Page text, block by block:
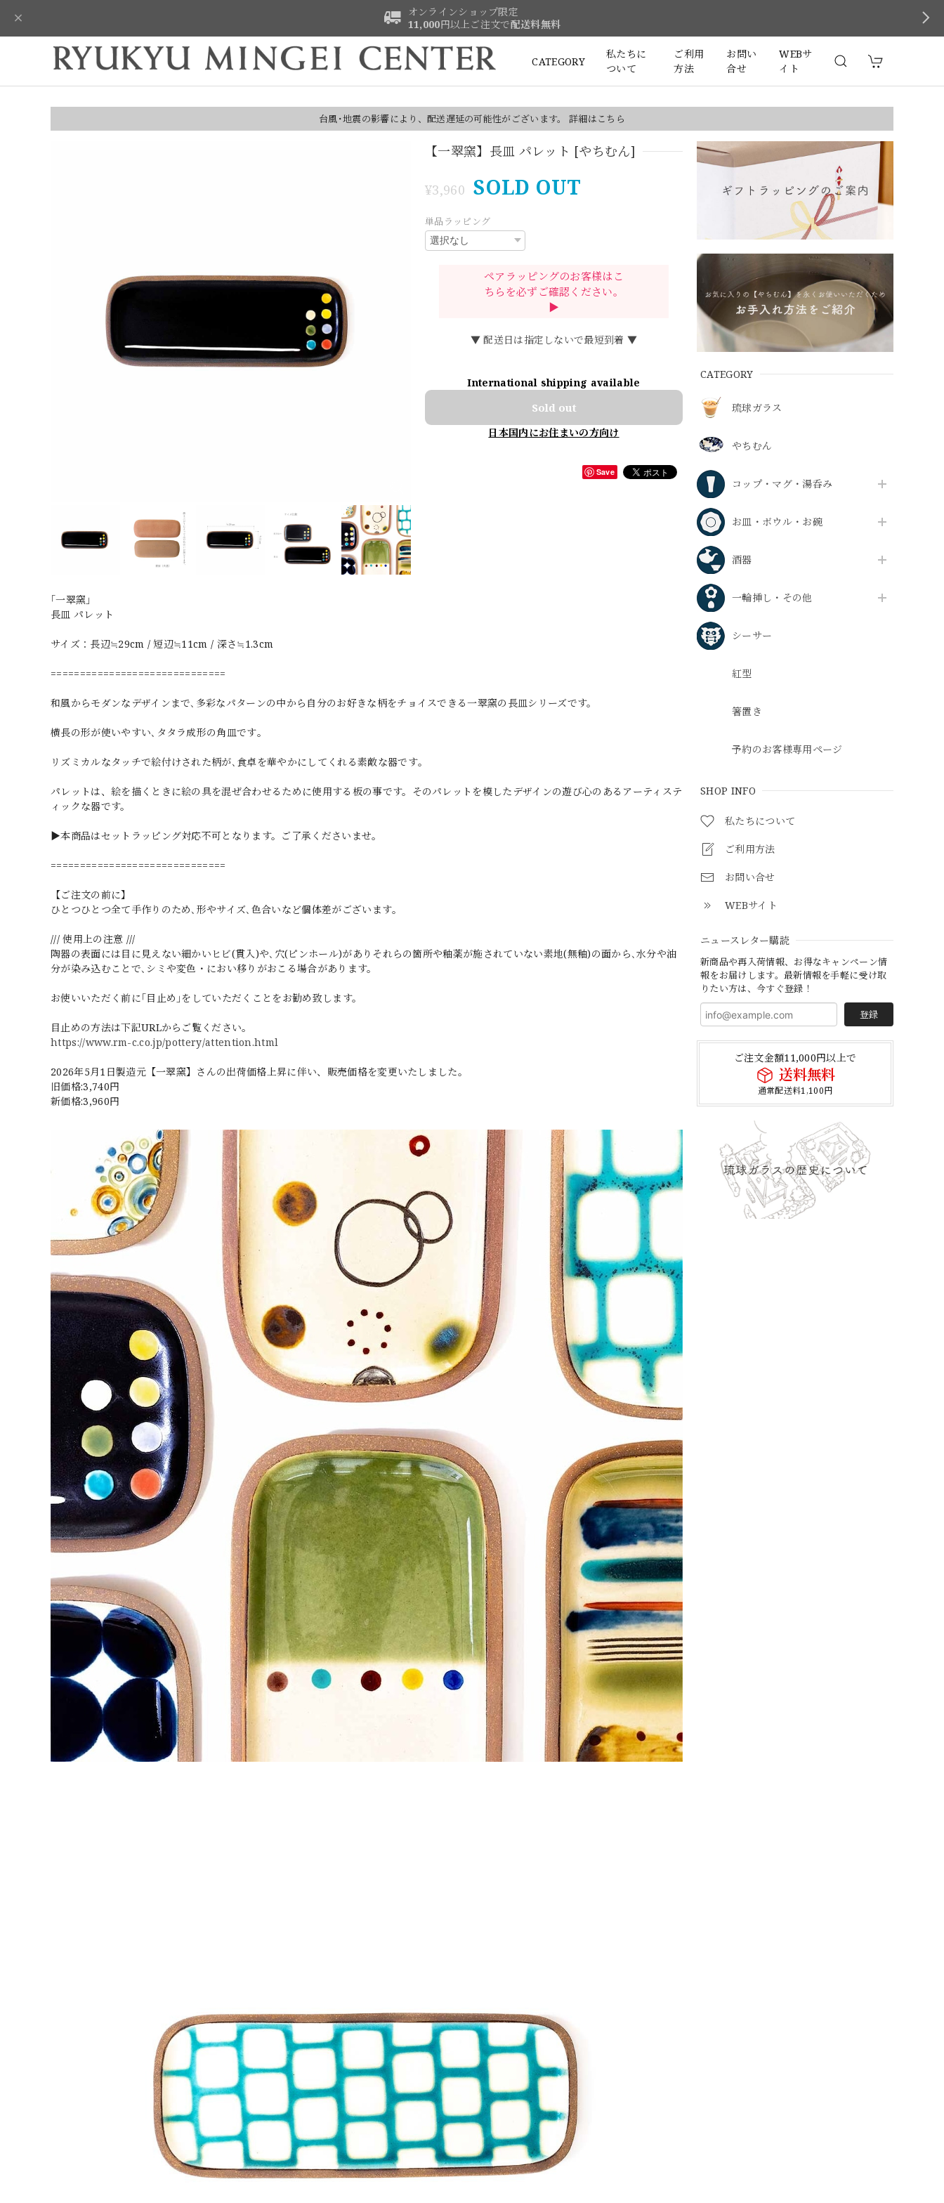
オンラインショップ限定
11,000円以上ご注文で配送料無料
CATEGORY
私たちに
ついて
ご利用
方法
お問い
合せ
WEBサ
イト
台風･地震の影響により、配送遅延の可能性がございます。 詳細はこちら
CATEGORY
琉球ガラス
やちむん
コップ・マグ・湯呑み
お皿・ボウル・お碗
酒器
一輪挿し・その他
シーサー
紅型
箸置き
予約のお客様専用ページ
SHOP INFO
私たちについて
ご利用方法
お問い合せ
WEBサイト
ニュースレター購読
新商品や再入荷情報、お得なキャンペーン情
報をお届けします。最新情報を手軽に受け取
りたい方は、今すぐ登録！
登録
ご注文金額11,000円以上で
送料無料
通常配送料1,100円
【一翠窯】長皿 パレット [やちむん]
¥3,960 SOLD OUT
単品ラッピング
ペアラッピングのお客様はこ
ちらを必ずご確認ください。
▶
▼ 配送日は指定しないで最短到着 ▼
International shipping available
Sold out
日本国内にお住まいの方向け
Save
｢一翠窯｣
長皿 パレット
サイズ：長辺≒29cm / 短辺≒11cm / 深さ≒1.3cm
==============================
和風からモダンなデザインまで､多彩なパターンの中から自分のお好きな柄をチョイスできる一翠窯の長皿シリーズです。
横長の形が使いやすい､タタラ成形の角皿です｡
リズミカルなタッチで絵付けされた柄が､食卓を華やかにしてくれる素敵な器です｡
パレットは、絵を描くときに絵の具を混ぜ合わせるために使用する板の事です。そのパレットを模したデザインの遊び心のあるアーティステ
ィックな器です。
▶本商品はセットラッピング対応不可となります。ご了承くださいませ。
==============================
【ご注文の前に】
ひとつひとつ全て手作りのため､形やサイズ､色合いなど個体差がございます｡
/// 使用上の注意 ///
陶器の表面には目に見えない細かいヒビ(貫入)や､穴(ピンホール)がありそれらの箇所や釉薬が施されていない素地(無釉)の面から､水分や油
分が染み込むことで､シミや変色・におい移りがおこる場合があります。
お使いいただく前に｢目止め｣をしていただくことをお勧め致します。
目止めの方法は下記URLからご覧ください。
https://www.rm-c.co.jp/pottery/attention.html
2026年5月1日製造元【一翠窯】さんの出荷価格上昇に伴い、販売価格を変更いたしました。
旧価格:3,740円
新価格:3,960円